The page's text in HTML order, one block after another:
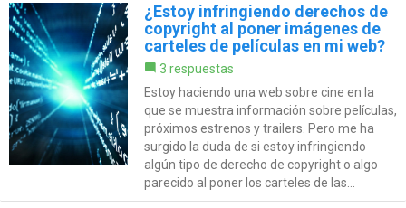
¿Estoy infringiendo derechos de
copyright al poner imágenes de
carteles de películas en mi web?
3 respuestas
Estoy haciendo una web sobre cine en la
que se muestra información sobre películas,
próximos estrenos y trailers. Pero me ha
surgido la duda de si estoy infringiendo
algún tipo de derecho de copyright o algo
parecido al poner los carteles de las...